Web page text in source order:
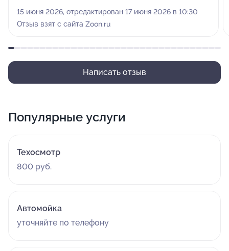
чистый накрут, чтобы перебить плохие отзывы,
которые идут практически подряд! Если вам дороги
15 июня 2026, отредактирован 17 июня 2026 в 10:30
Отзыв взят с сайта Zoon.ru
Написать отзыв
Популярные услуги
Техосмотр
800 руб.
Автомойка
уточняйте по телефону